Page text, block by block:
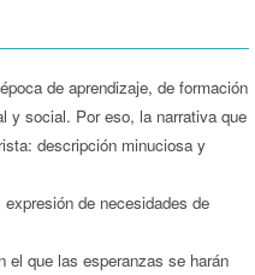
de aprendizaje, de formación
y social. Por eso, la narrativa que
descripción minuciosa y
de necesidades de
el que las esperanzas se harán